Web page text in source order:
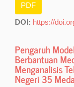
PDF
DOI: https://
Pengaruh
Berbantuan
Menganalisis
Negeri 35